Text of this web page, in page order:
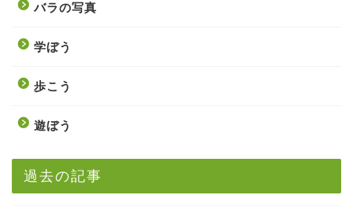
バラの写真
学ぼう
歩こう
遊ぼう
過去の記事